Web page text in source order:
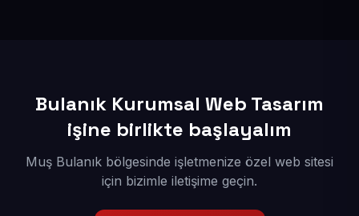
Bulanık Kurumsal Web Tasarım
işine birlikte başlayalım
Muş Bulanık bölgesinde işletmenize özel web sitesi
için bizimle iletişime geçin.